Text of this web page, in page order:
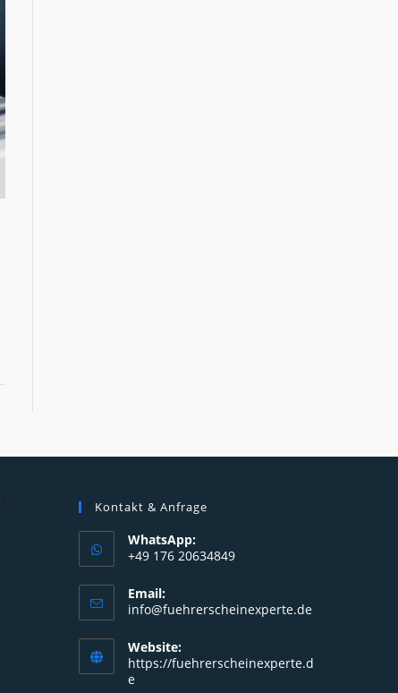
Kontakt & Anfrage
WhatsApp:
+49 176 20634849
in
your
application
Email:
info@fuehrerscheinexperte.deOpens
application
Website:
https://fuehrerscheinexperte.d
e